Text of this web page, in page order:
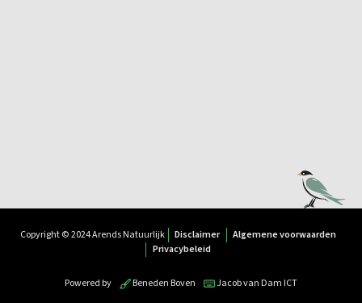
Copyright © 2024 Arends Natuurlijk Disclaimer
Algemene voorwaarden
Privacybeleid
Powered by Beneden Boven Jacob van Dam ICT